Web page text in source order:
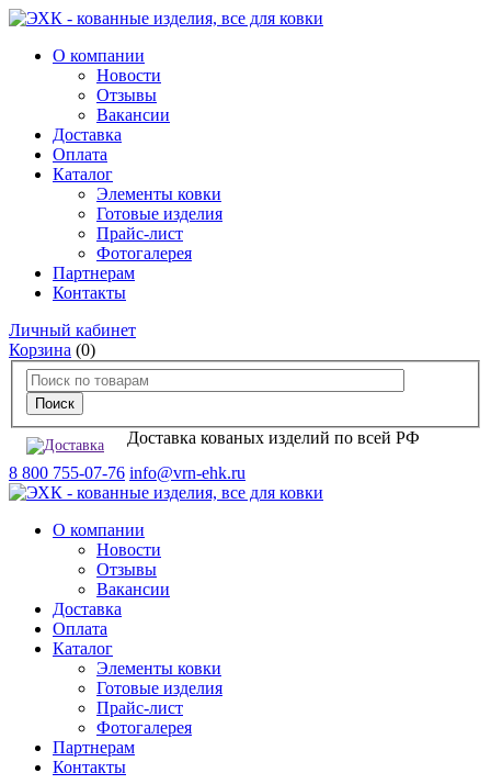
О компании
Новости
Отзывы
Вакансии
Доставка
Оплата
Каталог
Элементы ковки
Готовые изделия
Прайс-лист
Фотогалерея
Партнерам
Контакты
Личный кабинет
Корзина (0)
Доставка кованых изделий по всей РФ
8 800 755-07-76 info@vrn-ehk.ru
О компании
Новости
Отзывы
Вакансии
Доставка
Оплата
Каталог
Элементы ковки
Готовые изделия
Прайс-лист
Фотогалерея
Партнерам
Контакты